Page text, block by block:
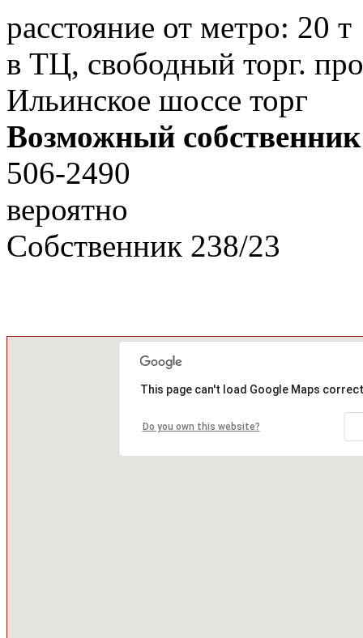
расстояние от метро: 20 т
в ТЦ, свободный торг.
Ильинское шоссе торг
Возможный
506-2490
вероятно
Собственник 238/23
This page can't load Google Maps
Do you own this website?